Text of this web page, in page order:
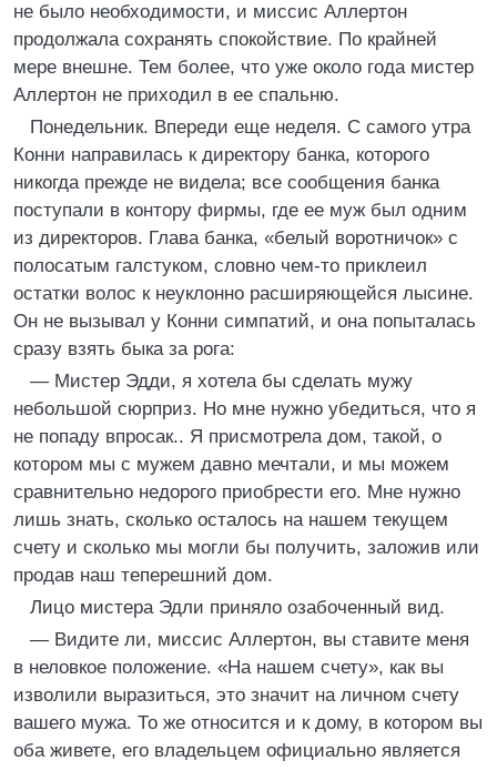
не было необходимости, и миссис Аллертон
продолжала сохранять спокойствие. По крайней
мере внешне. Тем более, что уже около года мистер
Аллертон не приходил в ее спальню.
Понедельник. Впереди еще неделя. С самого утра
Конни направилась к директору банка, которого
никогда прежде не видела; все сообщения банка
поступали в контору фирмы, где ее муж был одним
из директоров. Глава банка, «белый воротничок» с
полосатым галстуком, словно чем-то приклеил
остатки волос к неуклонно расширяющейся лысине.
Он не вызывал у Конни симпатий, и она попыталась
сразу взять быка за рога:
— Мистер Эдди, я хотела бы сделать мужу
небольшой сюрприз. Но мне нужно убедиться, что я
не попаду впросак.. Я присмотрела дом, такой, о
котором мы с мужем давно мечтали, и мы можем
сравнительно недорого приобрести его. Мне нужно
лишь знать, сколько осталось на нашем текущем
счету и сколько мы могли бы получить, заложив или
продав наш теперешний дом.
Лицо мистера Эдли приняло озабоченный вид.
— Видите ли, миссис Аллертон, вы ставите меня
в неловкое положение. «На нашем счету», как вы
изволили выразиться, это значит на личном счету
вашего мужа. То же относится и к дому, в котором вы
оба живете, его владельцем официально является